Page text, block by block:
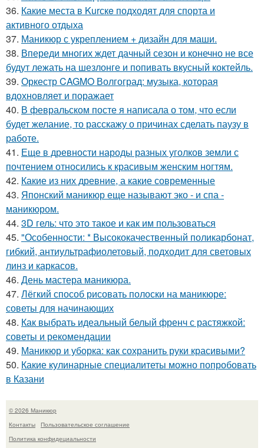
36. Какие места в Kurскe подходят для спорта и
активного отдыха
37. Маникюр с укреплением + дизайн для маши.
38. Впереди многих ждет дачный сезон и конечно не все
будут лежать на шезлонге и попивать вкусный коктейль.
39. Оркестр CAGMO Волгоград: музыка, которая
вдохновляет и поражает
40. В февральском посте я написала о том, что если
будет желание, то расскажу о причинах сделать паузу в
работе.
41. Еще в древности народы разных уголков земли с
почтением относились к красивым женским ногтям.
42. Какие из них древние, а какие современные
43. Японский маникюр еще называют эко - и спа -
маникюром.
44. 3D гель: что это такое и как им пользоваться
45. "Особенности: * Высококачественный поликарбонат,
гибкий, антиультрафиолетовый, подходит для световых
линз и каркасов.
46. День мастера маникюра.
47. Лёгкий способ рисовать полоски на маникюре:
советы для начинающих
48. Как выбрать идеальный белый френч с растяжкой:
советы и рекомендации
49. Маникюр и уборка: как сохранить руки красивыми?
50. Какие кулинарные специалитеты можно попробовать
в Казани
© 2026 Маникюр
Контакты
Пользовательское соглашение
Политика конфидециальности